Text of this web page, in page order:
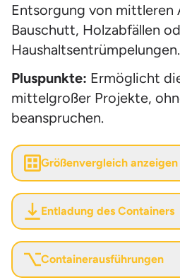
Entsorgung von mittleren
Bauschutt, Holzabfällen
Haushaltsentrümpelungen.
Pluspunkte: Ermöglicht
mittelgroßer Projekte,
beanspruchen.
Größenvergleich anzeigen
Entladung des Containers
Containerausführungen